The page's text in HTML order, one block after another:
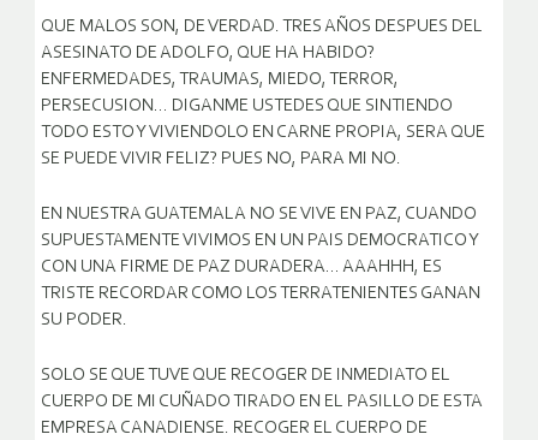
QUE MALOS SON, DE VERDAD. TRES AÑOS DESPUES DEL
ASESINATO DE ADOLFO, QUE HA HABIDO?
ENFERMEDADES, TRAUMAS, MIEDO, TERROR,
PERSECUSION… DIGANME USTEDES QUE SINTIENDO
TODO ESTO Y VIVIENDOLO EN CARNE PROPIA, SERA QUE
SE PUEDE VIVIR FELIZ? PUES NO, PARA MI NO.
EN NUESTRA GUATEMALA NO SE VIVE EN PAZ, CUANDO
SUPUESTAMENTE VIVIMOS EN UN PAIS DEMOCRATICO Y
CON UNA FIRME DE PAZ DURADERA… AAAHHH, ES
TRISTE RECORDAR COMO LOS TERRATENIENTES GANAN
SU PODER.
SOLO SE QUE TUVE QUE RECOGER DE INMEDIATO EL
CUERPO DE MI CUÑADO TIRADO EN EL PASILLO DE ESTA
EMPRESA CANADIENSE. RECOGER EL CUERPO DE